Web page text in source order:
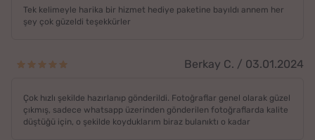
Tek kelimeyle harika bir hizmet hediye paketine bayıldı annem her
şey çok güzeldi teşekkürler
Berkay C. / 03.01.2024
Çok hızlı şekilde hazırlanıp gönderildi. Fotoğraflar genel olarak güzel
çıkmış, sadece whatsapp üzerinden gönderilen fotoğraflarda kalite
düştüğü için, o şekilde koyduklarım biraz bulanıktı o kadar